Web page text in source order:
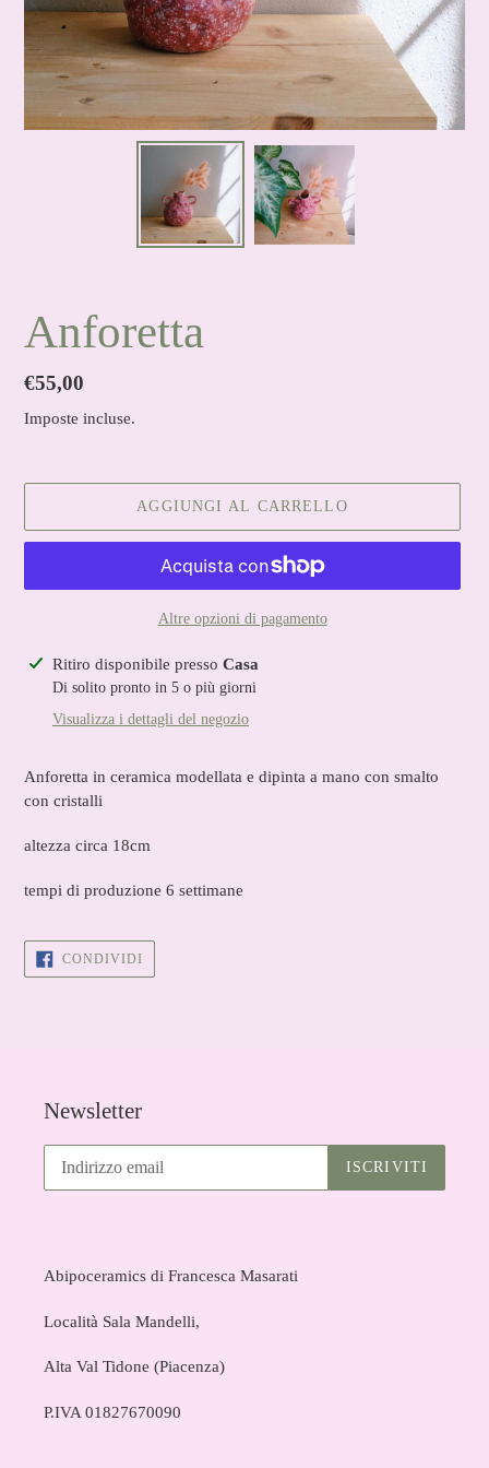
Anforetta
Prezzo
di
€55,00
Imposte incluse.
AGGIUNGI AL CARRELLO
Altre opzioni di pagamento
Inserimento
prodotto
Ritiro disponibile presso Casa
Di solito pronto in 5 o più giorni
Visualizza i dettagli del negozio
Anforetta in ceramica modellata e dipinta a mano con smalto
con cristalli
altezza circa 18cm
tempi di produzione 6 settimane
CONDIVIDICONDIVIDI
FACEBOOK
Newsletter
ISCRIVITI
Abipoceramics di Francesca Masarati
Località Sala Mandelli,
Alta Val Tidone (Piacenza)
P.IVA 01827670090